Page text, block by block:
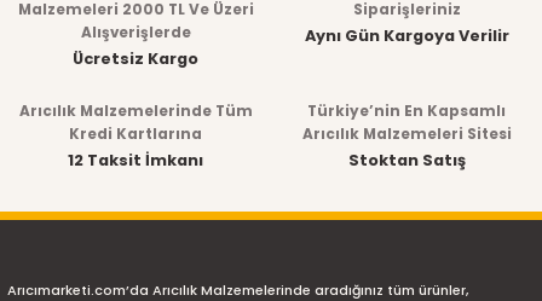
Malzemeleri 2000 TL Ve Üzeri
Alışverişlerde
Ücretsiz Kargo
Siparişleriniz
Aynı Gün Kargoya Verilir
Arıcılık Malzemelerinde Tüm
Kredi Kartlarına
12 Taksit İmkanı
Türkiye’nin En Kapsamlı
Arıcılık Malzemeleri Sitesi
Stoktan Satış
Arıcımarketi.com’da Arıcılık Malzemelerinde aradığınız tüm ürünler,